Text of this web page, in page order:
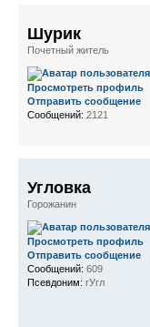
Шурик
Почетный житель
Просмотреть профиль
Отправить сообщение
Сообщений: 2121
Угловка
Горожанин
Просмотреть профиль
Отправить сообщение
Сообщений: 609
Псевдоним: гУгл